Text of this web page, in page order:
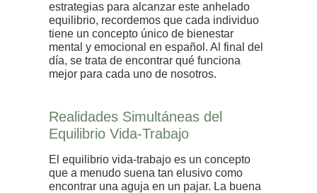
estrategias para alcanzar este anhelado
equilibrio, recordemos que cada individuo
tiene un concepto único de bienestar
mental y emocional en español. Al final del
día, se trata de encontrar qué funciona
mejor para cada uno de nosotros.
Realidades Simultáneas del
Equilibrio Vida-Trabajo
El equilibrio vida-trabajo es un concepto
que a menudo suena tan elusivo como
encontrar una aguja en un pajar. La buena